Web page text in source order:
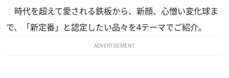
時代を超えて愛される鉄板から、新顔、心憎い変化球ま
で、「新定番」と認定したい品々を4テーマでご紹介。
ADVERTISEMENT